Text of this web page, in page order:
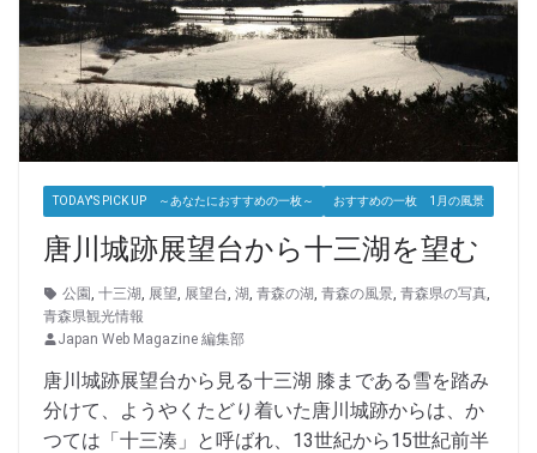
TODAY'S PICK UP ～あなたにおすすめの一枚～ おすすめの一枚 1月の風景
唐川城跡展望台から十三湖を望む
公園, 十三湖, 展望, 展望台, 湖, 青森の湖, 青森の風景, 青森県の写真,
青森県観光情報
Japan Web Magazine 編集部
唐川城跡展望台から見る十三湖 膝まである雪を踏み
分けて、ようやくたどり着いた唐川城跡からは、か
つては「十三湊」と呼ばれ、13世紀から15世紀前半